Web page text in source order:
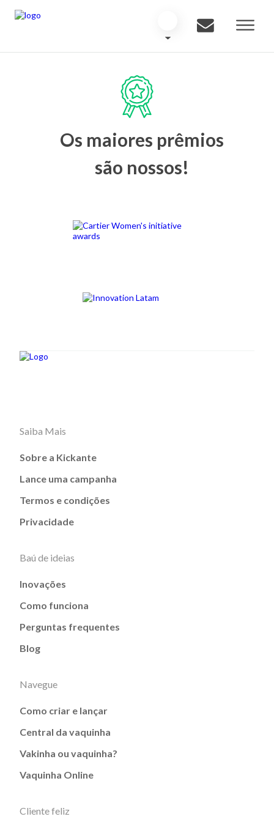
Os maiores prêmios
são nossos!
Saiba Mais
Sobre a Kickante
Lance uma campanha
Termos e condições
Privacidade
Baú de ideias
Inovações
Como funciona
Perguntas frequentes
Blog
Navegue
Como criar e lançar
Central da vaquinha
Vakinha ou vaquinha?
Vaquinha Online
Cliente feliz